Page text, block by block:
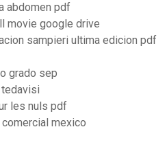
abdomen pdf
movie google drive
sampieri ultima edicion pdf
grado sep
tedavisi
les nuls pdf
mexico